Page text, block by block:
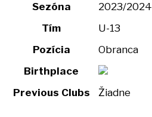
Sezóna
2023/2024
Tím
U-13
Pozícia
Obranca
Birthplace
Previous Clubs
Žiadne